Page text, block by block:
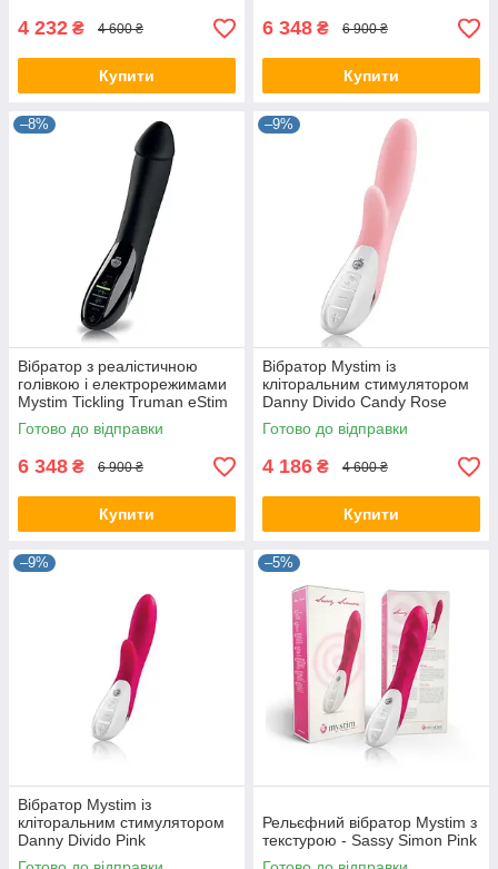
4 232 ₴ 4 600 ₴
Купити
6 348 ₴ 6 900 ₴
Купити
–8%
Вібратор з реалістичною
голівкою і електрорежимами
Mystim Tickling Truman eStim
Vibrator Black
Готово до відправки
6 348 ₴ 6 900 ₴
Купити
–9%
Вібратор Mystim із
кліторальним стимулятором
Danny Divido Candy Rose
Готово до відправки
4 186 ₴ 4 600 ₴
Купити
–9%
Вібратор Mystim із
кліторальним стимулятором
Danny Divido Pink
–5%
Рельєфний вібратор Mystim з
текстурою - Sassy Simon Pink